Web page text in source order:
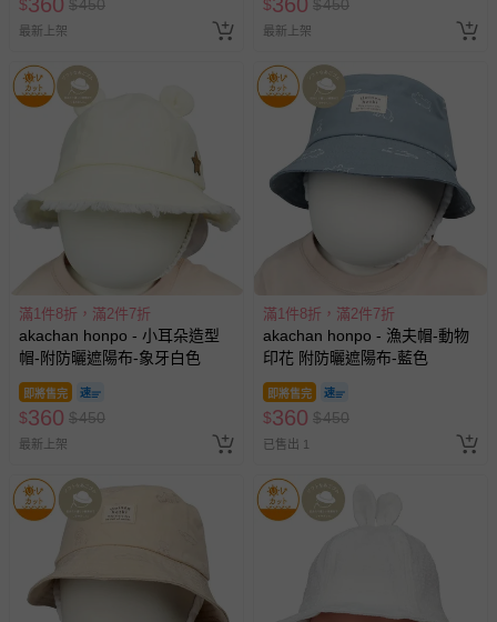
$ $450
最新上架
$ $450
最新上架
滿1件8折，滿2件7折
akachan honpo - 小耳朵造型
帽-附防曬遮陽布-象牙白色
即將售完
$360 $450
最新上架
滿1件8折，滿2件7折
akachan honpo - 漁夫帽-動物
印花 附防曬遮陽布-藍色
即將售完
$360 $450
已售出 1